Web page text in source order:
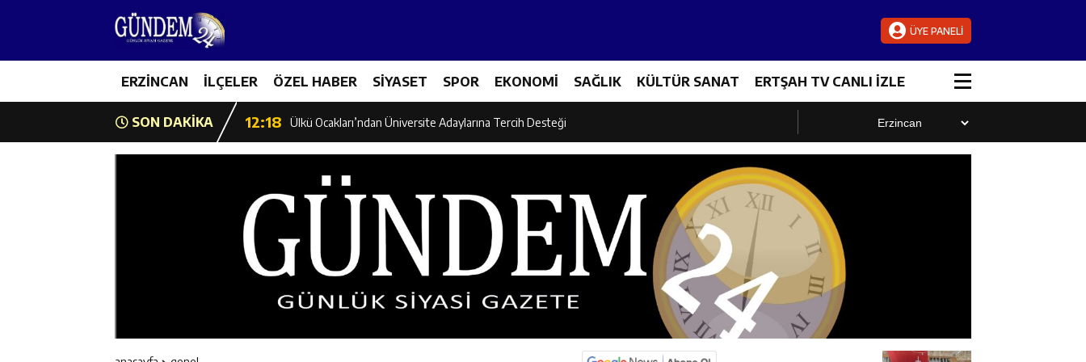
ÜYE PANELİ
ERZİNCAN İLÇELER ÖZEL HABER SİYASET SPOR EKONOMİ SAĞLIK KÜLTÜR SANAT ERTŞAH TV CANLI İZLE
SON DAKİKA
12:19 Umre Ödüllü Bilgi Yarışmasının Kazananları Kutsal Topraklara Uğurlandı
12:18 Ülkü Ocakları’ndan Üniversite Adaylarına Tercih Desteği
12:16 Vali Yardımcıları Canpolat ve Kaya, Mehmet Zengin’in Cenaze Törenine Katıldı
12:16 Kaymakam Mehmet Furkan Taşkıran, Tamer Asansör’ün Açılışına Katıldı
Geleceğin Hafızlarına Ziyaret: Burhan İşliyen Erzincan’da Kur’an Kursu Öğrencileriyle Buluştu